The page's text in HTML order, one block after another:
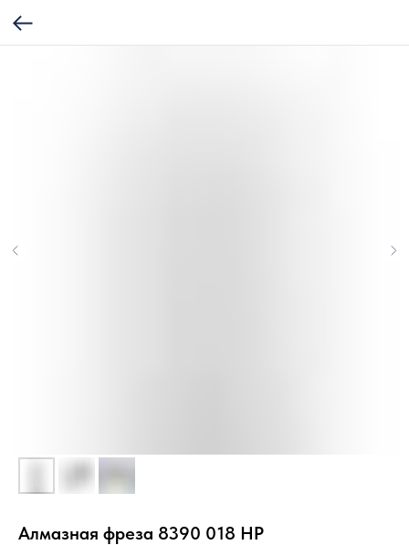
Алмазная фреза 8390 018 HP